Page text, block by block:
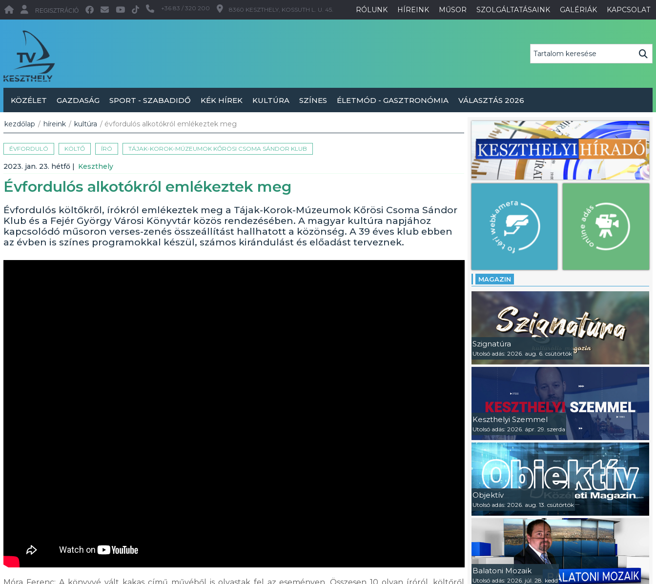
RÓLUNK HÍREINK MŰSOR SZOLGÁLTATÁSAINK GALÉRIÁK KAPCSOLAT
REGISZTRÁCIÓ +36 83 / 320 200 8360 KESZTHELY, KOSSUTH L. U. 45.
KÖZÉLET GAZDASÁG SPORT - SZABADIDŐ KÉK HÍREK KULTÚRA SZÍNES ÉLETMÓD - GASZTRONÓMIA VÁLASZTÁS 2026
kezdőlap / híreink / kultúra / évfordulós alkotókról emlékeztek meg
ÉVFORDULÓ KÖLTŐ ÍRÓ TÁJAK-KOROK-MÚZEUMOK KŐRÖSI CSOMA SÁNDOR KLUB
2023. jan. 23. hétfő | Keszthely
Évfordulós alkotókról emlékeztek meg
Évfordulós költőkről, írókról emlékeztek meg a Tájak-Korok-Múzeumok Kőrösi Csoma Sándor
Klub és a Fejér György Városi Könyvtár közös rendezésében. A magyar kultúra napjához
kapcsolódó műsoron verses-zenés összeállítást hallhatott a közönség. A 39 éves klub ebben
az évben is színes programokkal készül, számos kirándulást és előadást terveznek.
MAGAZIN
Szignatúra
Utolsó adás: 2026. aug. 6. csütörtök
Keszthelyi Szemmel
Utolsó adás: 2026. ápr. 29. szerda
Objektív
Utolsó adás: 2026. aug. 13. csütörtök
Balatoni Mozaik
Utolsó adás: 2026. júl. 28. kedd